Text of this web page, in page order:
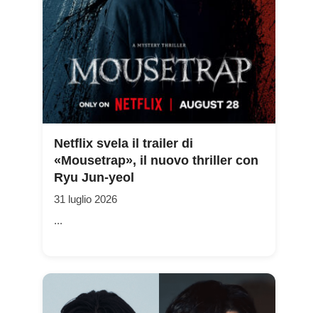
Netflix svela il trailer di
«Mousetrap», il nuovo thriller con
Ryu Jun-yeol
31 luglio 2026
...